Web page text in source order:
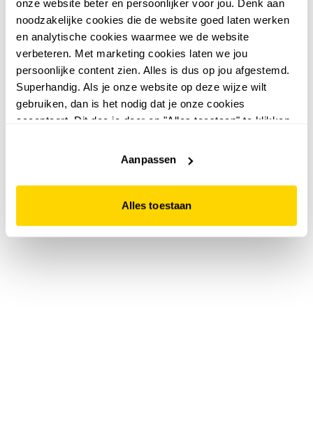
onze website beter en persoonlijker voor jou. Denk aan
noodzakelijke cookies die de website goed laten werken
en analytische cookies waarmee we de website
verbeteren. Met marketing cookies laten we jou
persoonlijke content zien. Alles is dus op jou afgestemd.
Superhandig. Als je onze website op deze wijze wilt
gebruiken, dan is het nodig dat je onze cookies
accepteert. Dit doe je door op "Alles toestaan" te klikken.
website niet optimaal functioneert.
Aanpassen
Alles toestaan